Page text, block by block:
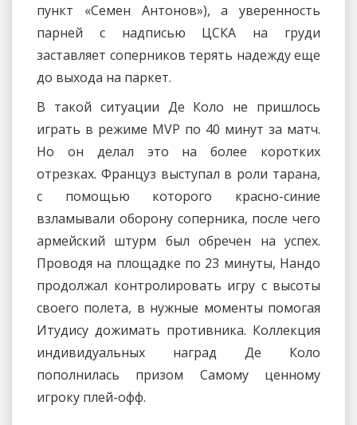
пункт «Семен Антонов»), а уверенность
парней с надписью ЦСКА на груди
заставляет соперников терять надежду еще
до выхода на паркет.
В такой ситуации Де Коло не пришлось
играть в режиме MVP по 40 минут за матч.
Но он делал это на более коротких
отрезках. Француз выступал в роли тарана,
с помощью которого красно-синие
взламывали оборону соперника, после чего
армейский штурм был обречен на успех.
Проводя на площадке по 23 минуты, Нандо
продолжал контролировать игру с высоты
своего полета, в нужные моменты помогая
Итудису дожимать противника. Коллекция
индивидуальных наград Де Коло
пополнилась призом Самому ценному
игроку плей-офф.